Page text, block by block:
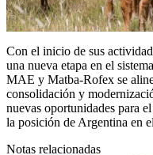
Con el inicio de sus
una nueva etapa en el
MAE y Matba-Rofex se
consolidación y
nuevas oportunidades para
la posición de Argentina en
Notas relacionadas